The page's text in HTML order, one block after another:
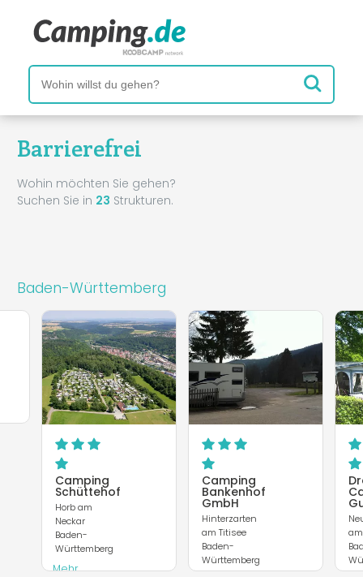
Barrierefrei
Wohin möchten Sie gehen?
Suchen Sie in 23 Strukturen.
Baden-Württemberg
Camping
Schüttehof
Horb am
Neckar
Baden-
Württemberg
Mehr
Camping
Bankenhof
GmbH
Hinterzarten
am Titisee
Baden-
Württemberg